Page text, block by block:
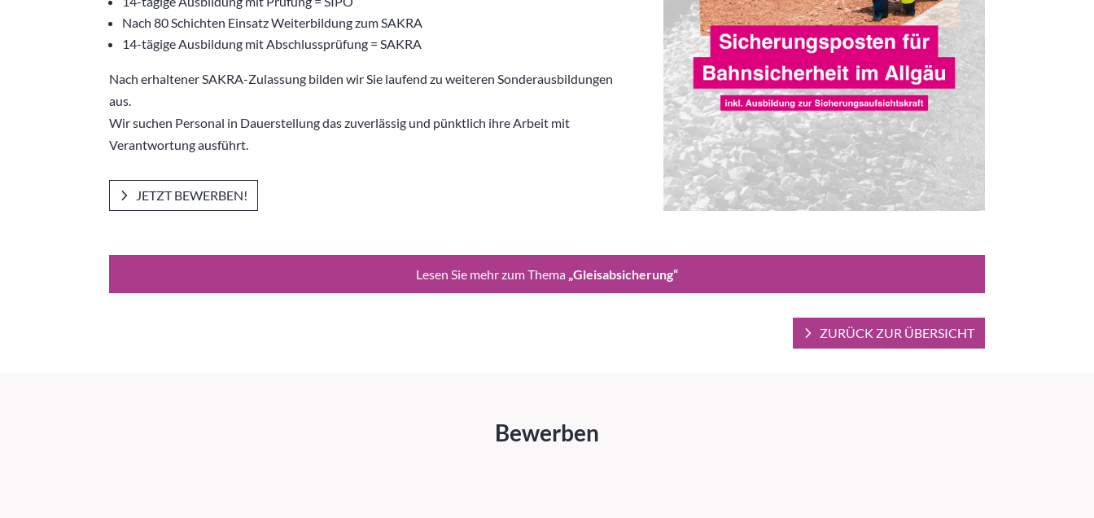
Nach 80 Schichten Einsatz Weiterbildung zum SAKRA
14-tägige Ausbildung mit Abschlussprüfung = SAKRA
Nach erhaltener SAKRA-Zulassung bilden wir Sie laufend zu weiteren Sonderausbildungen
aus.
Wir suchen Personal in Dauerstellung das zuverlässig und pünktlich ihre Arbeit mit
Verantwortung ausführt.
JETZT BEWERBEN!
Lesen Sie mehr zum Thema „Gleisabsicherung“
ZURÜCK ZUR ÜBERSICHT
Bewerben